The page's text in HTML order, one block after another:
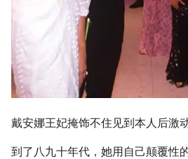
戴安娜王妃掩饰不住见到本人后激
到了八九十年代，她用自己颠覆性